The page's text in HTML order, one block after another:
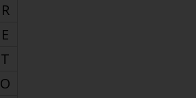
R
E
T
O